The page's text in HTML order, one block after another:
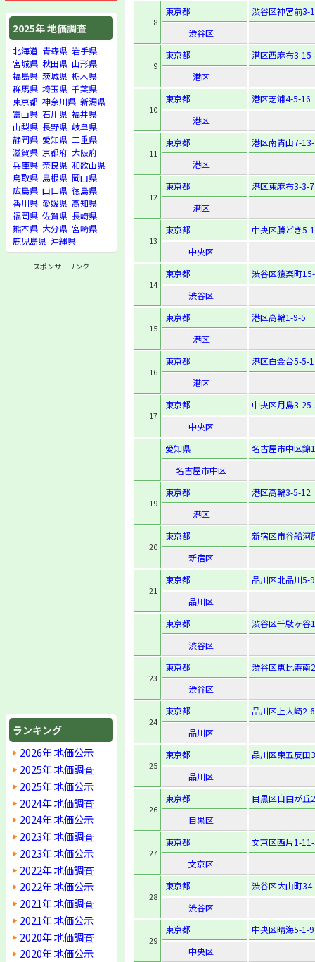
2025年 地価調査
北海道 青森県 岩手県
宮城県 秋田県 山形県
福島県 茨城県 栃木県
群馬県 埼玉県 千葉県
東京都 神奈川県 新潟県
富山県 石川県 福井県
山梨県 長野県 岐阜県
静岡県 愛知県 三重県
滋賀県 京都府 大阪府
兵庫県 奈良県 和歌山県
鳥取県 島根県 岡山県
広島県 山口県 徳島県
香川県 愛媛県 高知県
福岡県 佐賀県 長崎県
熊本県 大分県 宮崎県
鹿児島県 沖縄県
スポンサーリンク
ランキング
2026年 地価公示
2025年 地価調査
2025年 地価公示
2024年 地価調査
2024年 地価公示
2023年 地価調査
2023年 地価公示
2022年 地価調査
2022年 地価公示
2021年 地価調査
2021年 地価公示
2020年 地価調査
2020年 地価公示
8
東京都
渋谷区神宮前3-
渋谷区
9
東京都
港区西麻布3-
港区
10
東京都
港区芝浦4-5-16
港区
11
東京都
港区南青山7-
港区
12
東京都
港区東麻布3-3-7
港区
13
東京都
中央区勝どき5-
中央区
14
東京都
渋谷区猿楽町
渋谷区
15
東京都
港区高輪1-9-5
港区
16
東京都
港区白金台5-5-
港区
17
東京都
中央区月島3-
中央区
愛知県
名古屋市中区錦
名古屋市中区
19
東京都
港区高輪3-5-12
港区
20
東京都
新宿区市谷船河
新宿区
21
東京都
品川区北品川5-
品川区
東京都
渋谷区千駄ヶ谷
渋谷区
23
東京都
渋谷区恵比寿南
渋谷区
24
東京都
品川区上大崎2-
品川区
25
東京都
品川区東五反田
品川区
26
東京都
目黒区自由が丘
目黒区
27
東京都
文京区西片1-
文京区
28
東京都
渋谷区大山町
渋谷区
29
東京都
中央区晴海5-1-9
中央区